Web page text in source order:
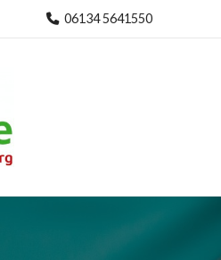
06134 5641550